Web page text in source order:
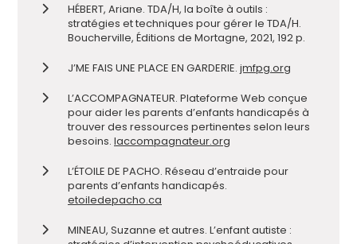
HÉBERT, Ariane. TDA/H, la boîte à outils :
stratégies et techniques pour gérer le TDA/H.
Boucherville, Éditions de Mortagne, 2021, 192 p.
J’ME FAIS UNE PLACE EN GARDERIE. jmfpg.org
L’ACCOMPAGNATEUR. Plateforme Web conçue
pour aider les parents d’enfants handicapés à
trouver des ressources pertinentes selon leurs
besoins. laccompagnateur.org
L’ÉTOILE DE PACHO. Réseau d’entraide pour
parents d’enfants handicapés.
etoiledepacho.ca
MINEAU, Suzanne et autres. L’enfant autiste :